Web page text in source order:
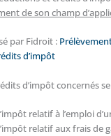
de son champ
par Fidroit :
d’impôt
d’impôt concernés
relatif à l’emploi
relatif aux frais de